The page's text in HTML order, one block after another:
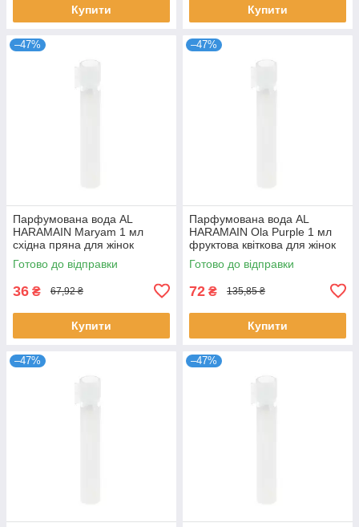
Купити Купити
–47%
Парфумована вода AL
HARAMAIN Maryam 1 мл
східна пряна для жінок
розпив пробник стійкий
аромат Аль Харамейн
Готово до відправки
36 ₴ 67,92 ₴
Купити
–47%
Парфумована вода AL
HARAMAIN Ola Purple 1 мл
фруктова квіткова для жінок
стійкий розпив Аль Харамейн
Готово до відправки
72 ₴ 135,85 ₴
Купити
–47% –47%